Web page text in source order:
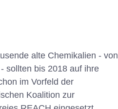
alte Chemikalien - von
sollten bis 2018 auf ihre
im Vorfeld der
Koalition zur